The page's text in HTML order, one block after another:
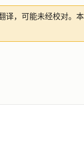
译，可能未经校对。